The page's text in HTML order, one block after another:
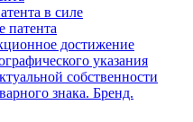
в силе
патента
достижение
указания
собственности
знака. Бренд.